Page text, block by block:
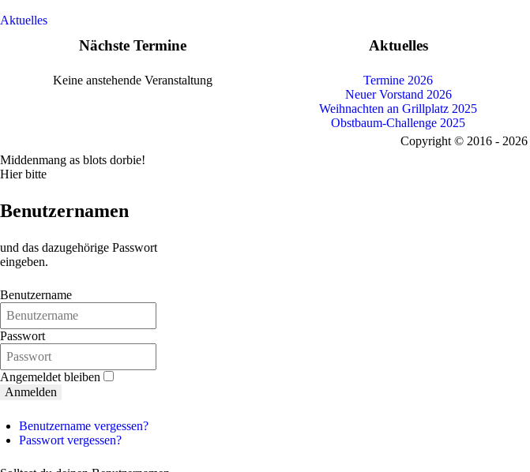
Aktuelles
Nächste Termine
Keine anstehende Veranstaltung
Aktuelles
Termine 2026
Neuer Vorstand 2026
Weihnachten an Grillplatz 2025
Obstbaum-Challenge 2025
Middenmang as blots dorbie!
Hier bitte
Benutzernamen
und das dazugehörige Passwort
eingeben.
Benutzername
Passwort
Angemeldet bleiben
Anmelden
Benutzername vergessen?
Passwort vergessen?
Copyright © 2016 - 2026